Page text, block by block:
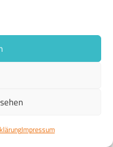
Impressum
sind
kann
seine
an
sogar zu
angeblicher